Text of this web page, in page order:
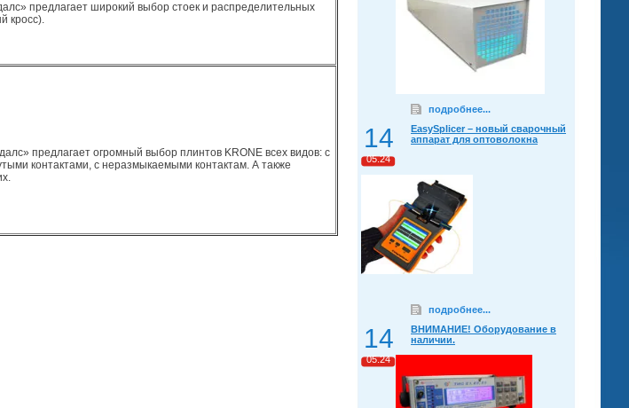
предлагает широкий выбор стоек и распределительных
кросс).
предлагает огромный выбор плинтов KRONE всех видов: с
контактами, с неразмыкаемыми контактам. А также
подробнее...
14
05.24
EasySplicer – новый сварочный
аппарат для оптоволокна
подробнее...
14
05.24
ВНИМАНИЕ! Оборудование в
наличии.